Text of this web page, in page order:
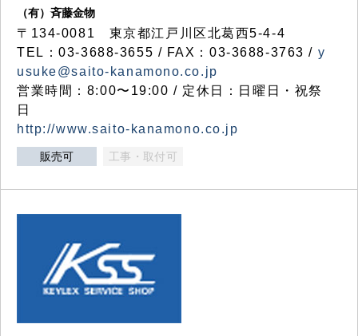
（有）斉藤金物
〒134-0081 東京都江戸川区北葛西5-4-4
TEL：03-3688-3655 / FAX：03-3688-3763 / y
usuke@saito-kanamono.co.jp
営業時間：8:00〜19:00 / 定休日：日曜日・祝祭
日
http://www.saito-kanamono.co.jp
販売可 工事・取付可